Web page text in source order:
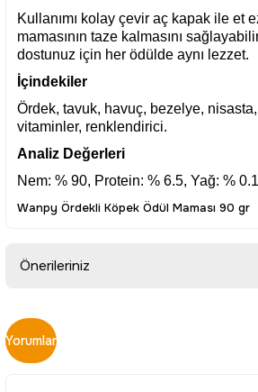
Kullanımı kolay çevir aç kapak ile et
mamasının taze kalmasını
dostunuz için her ödülde aynı lezzet.
İçindekiler
Ördek, tavuk, havuç, bezelye, nisasta,
vitaminler, renklendirici.
Analiz Değerleri
Nem: % 90, Protein: % 6.5, Yağ: %
Wanpy Ördekli Köpek Ödül Maması 90 gr
Önerileriniz
Bu ürünün fiyat bilgisi, resim, ürün
konularda yetersiz gördüğünüz noktaları
kullanarak tarafımıza iletebilirsiniz.
Yorumlar